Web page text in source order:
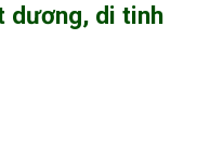
dương, di tinh